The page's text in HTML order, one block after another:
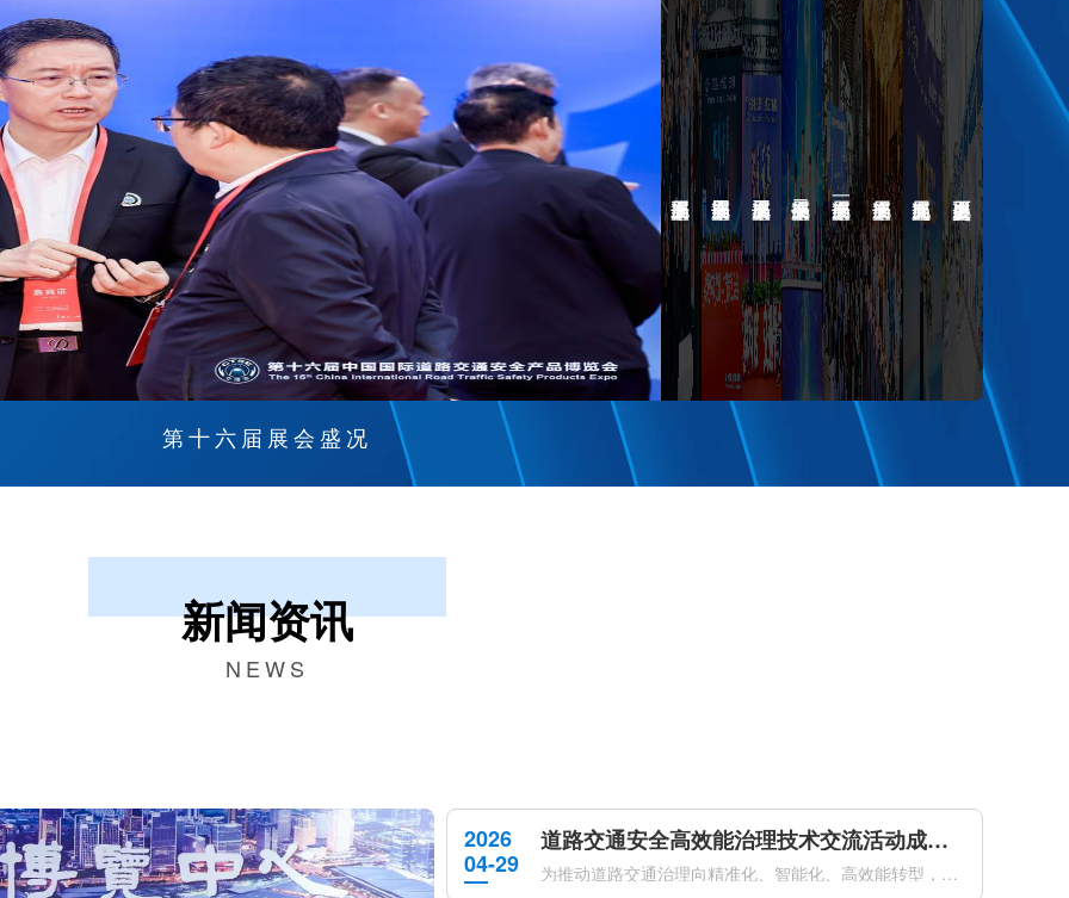
第十六届展会盛况
新闻资讯
NEWS
2026
04-29
道路交通安全高效能治理技术交流活动成功举办
为推动道路交通治理向精准化、智能化、高效能转型，加快先进技术在交通安全治理中的落地应用。2026年4月21日下午，由公安部道路交通安全研究中心、中国道路交通安全协会共同主办的道路交通安全高效能治理技术交流活动在南京国际博览会议中心成功举办。来自公安交通管理部门、科研机构、高等院校及相关企业的专家代表...